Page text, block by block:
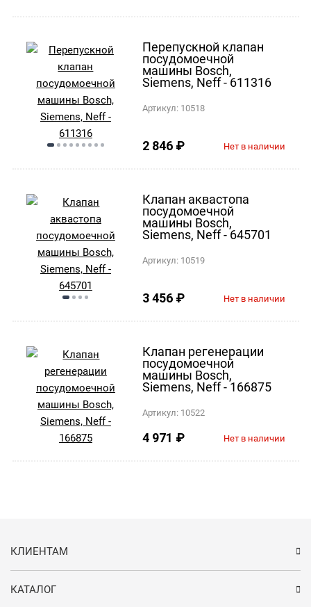
Перепускной клапан
посудомоечной
машины Bosch,
Siemens, Neff - 611316
Артикул: 10518
2 846 ₽ Нет в наличии
Клапан аквастопа
посудомоечной
машины Bosch,
Siemens, Neff - 645701
Артикул: 10519
3 456 ₽ Нет в наличии
Клапан регенерации
посудомоечной
машины Bosch,
Siemens, Neff - 166875
Артикул: 10522
4 971 ₽ Нет в наличии
КЛИЕНТАМ
КАТАЛОГ